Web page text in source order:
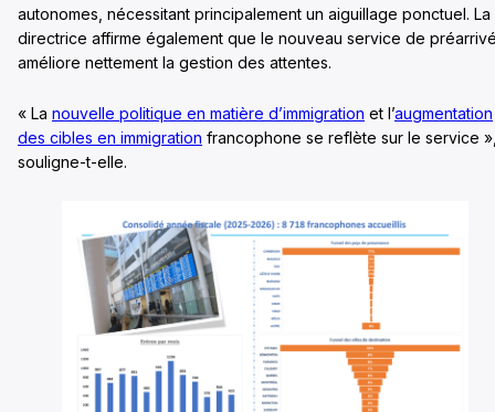
autonomes, nécessitant principalement un aiguillage ponctuel. La
directrice affirme également que le nouveau service de
améliore nettement la gestion des attentes.
« La nouvelle politique en matière d’immigration et l’augmentation
des cibles en immigration francophone se reflète sur le service
souligne-t-elle.